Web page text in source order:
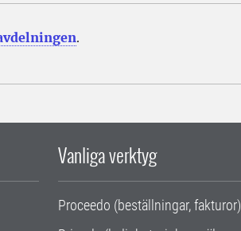
.
Vanliga verktyg
Proceedo (beställningar, fakturor)